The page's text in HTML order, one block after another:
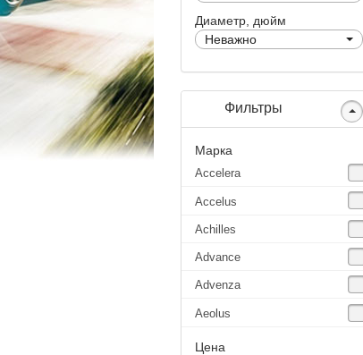
Диаметр, дюйм
Неважно
Фильтры
Марка
Accelera
Accelus
Achilles
Advance
Advenza
Aeolus
Agate
Цена